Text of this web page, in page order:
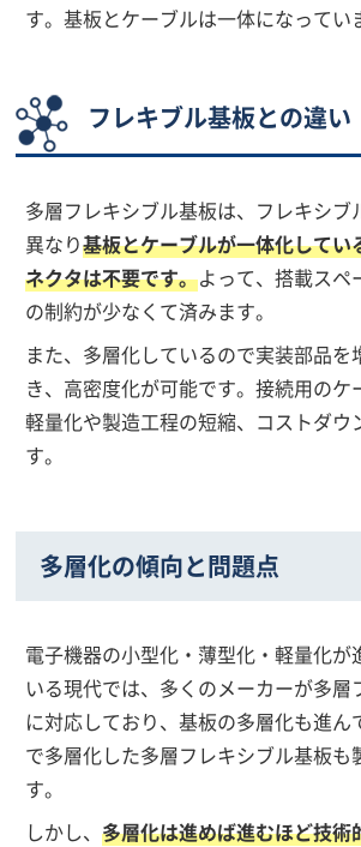
す。基板とケーブルは一体になってい
フレキブル基板との違い
多層フレキシブル基板は、フレキシブ
異なり基板とケーブルが一体化してい
ネクタは不要です。よって、搭載スペ
の制約が少なくて済みます。
また、多層化しているので実装部品を
き、高密度化が可能です。接続用のケ
軽量化や製造工程の短縮、コストダウ
す。
多層化の傾向と問題点
電子機器の小型化・薄型化・軽量化が
いる現代では、多くのメーカーが多層
に対応しており、基板の多層化も進ん
で多層化した多層フレキシブル基板も
す。
しかし、多層化は進めば進むほど技術